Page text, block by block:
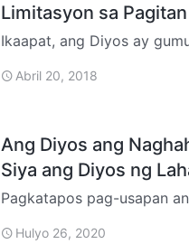
Limitasyon sa
Ikaapat, ang Diyos ay
taong…
Abril 20, 2018
Ang Diyos ang
Siya ang Diyos ng
Pagkatapos pag-usapan
katatalaka…
Hulyo 26, 2020